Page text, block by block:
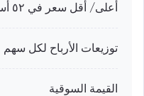
أعلى/ أقل سعر في ٥٢ أسبوعًا
توزيعات الأرباح لكل سهم
القيمة السوقية